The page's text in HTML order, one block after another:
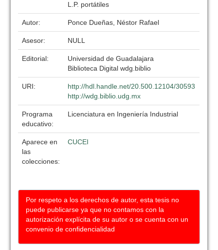
L.P. portátiles
Autor: Ponce Dueñas, Néstor Rafael
Asesor: NULL
Editorial:
Universidad de Guadalajara
Biblioteca Digital wdg.biblio
URI:
http://hdl.handle.net/20.500.12104/30593
http://wdg.biblio.udg.mx
Programa
educativo:
Licenciatura en Ingeniería Industrial
Aparece en
las
colecciones:
CUCEI
Por respeto a los derechos de autor, esta tesis no
puede publicarse ya que no contamos con la
autorización explícita de su autor o se cuenta con un
convenio de confidencialidad